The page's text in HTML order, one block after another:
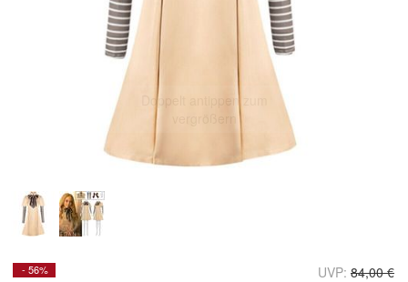
Doppelt antippen zum
- 56% UVP: 84,00 €